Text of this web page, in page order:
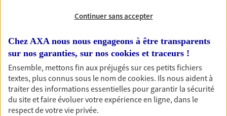
Nos offres phares
Épargne
Réalisez vos projets grâce à votre épargne : achat
immobilier, études des enfants ou voyage autour
du monde… Épargnez à votre rythme et
simplement, selon votre profil.
Continuer sans accepter
Chez AXA nous nous engageons à être transparents
sur nos garanties, sur nos cookies et traceurs !
Ensemble, mettons fin aux préjugés sur ces petits fichiers
textes, plus connus sous le nom decookies. Ils nous aident à
traiter des informations essentielles pour garantir la sécurité
du site et faire évoluer votre expérience en ligne, dans le
respect de votre vie privée.